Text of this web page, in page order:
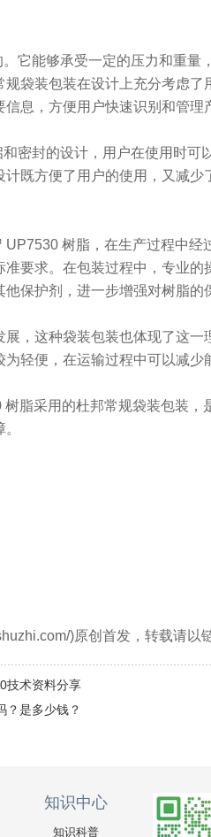
它能够承受一定的压力和重
规袋装包装在设计上充分考虑
息，方便用户快速识别和管
密封的设计，用户在使用时
既方便了用户的使用，又减少
树脂，在生产过程中
要求。 在包装过程中，专业的
保护剂，进一步增强对树脂的
展，这种袋装包装也体现了这
轻便，在运输过程中可以减少
脂采用的杜邦常规袋装包装
)原创首发，转载请以
技术资料分享
？是多少钱？
知识中心
知识科普